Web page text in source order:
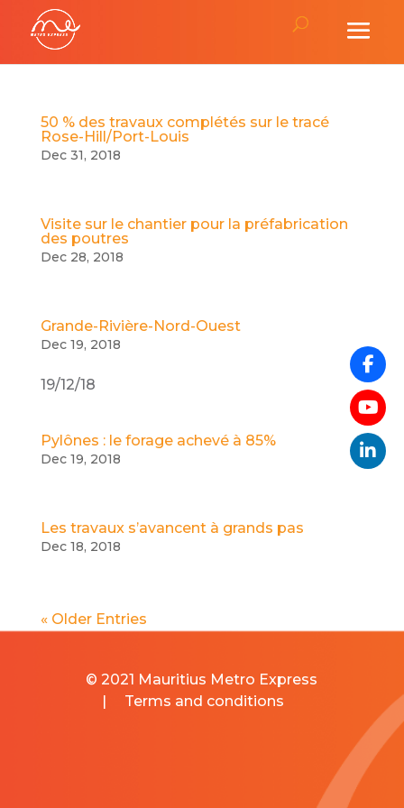
50 % des travaux complétés sur le tracé
Rose-Hill/Port-Louis
Dec 31, 2018
Visite sur le chantier pour la préfabrication
des poutres
Dec 28, 2018
Grande-Rivière-Nord-Ouest
Dec 19, 2018
19/12/18
Pylônes : le forage achevé à 85%
Dec 19, 2018
Les travaux s’avancent à grands pas
Dec 18, 2018
« Older Entries
© 2021 Mauritius Metro Express
|
Terms and conditions